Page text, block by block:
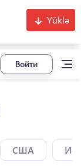
Yüklə
Войти
США